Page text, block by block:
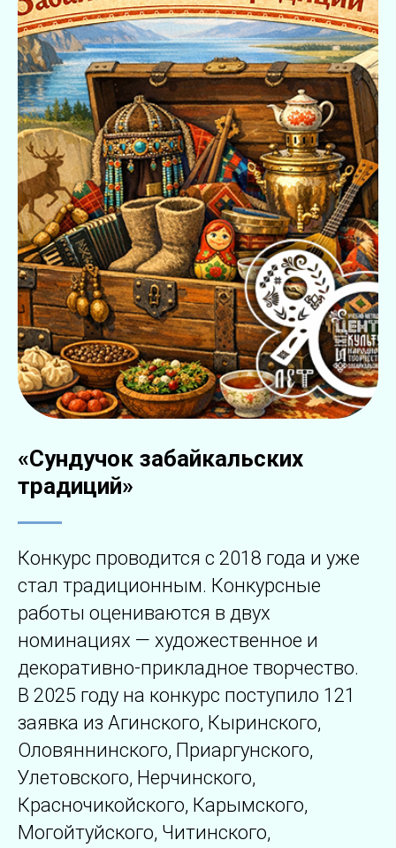
«Сундучок забайкальских
традиций»
Конкурс проводится с 2018 года и уже
стал традиционным. Конкурсные
работы оцениваются в двух
номинациях — художественное и
декоративно-прикладное творчество.
В 2025 году на конкурс поступило 121
заявка из Агинского, Кыринского,
Оловяннинского, Приаргунского,
Улетовского, Нерчинского,
Красночикойского, Карымского,
Могойтуйского, Читинского,